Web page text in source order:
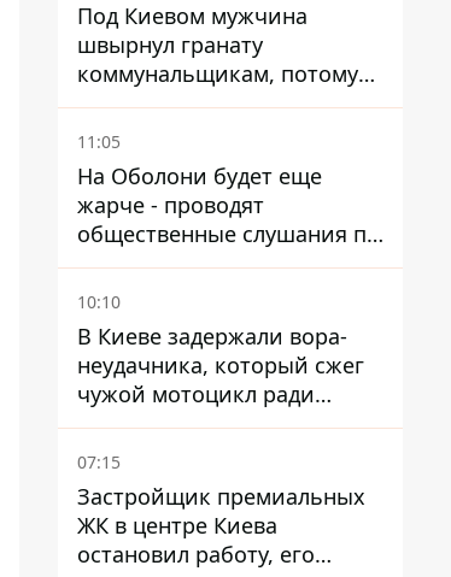
Под Киевом мужчина
швырнул гранату
коммунальщикам, потому
что не хотел платить по
квитанциям
11:05
На Оболони будет еще
жарче - проводят
общественные слушания по
поводу храма УГКЦ на
Северной
10:10
В Киеве задержали вора-
неудачника, который сжег
чужой мотоцикл ради
содержимого багажника
07:15
Застройщик премиальных
ЖК в центре Киева
остановил работу, его